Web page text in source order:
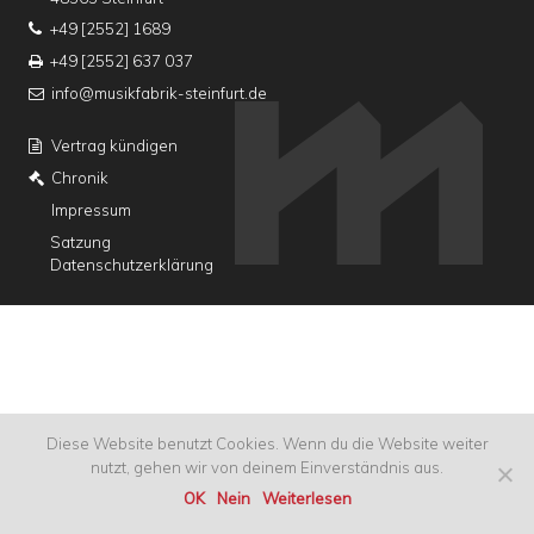
+49 [2552] 1689
+49 [2552] 637 037
info@musikfabrik-steinfurt.de
Vertrag kündigen
Chronik
Impressum
Satzung
Datenschutzerklärung
Diese Website benutzt Cookies. Wenn du die Website weiter
nutzt, gehen wir von deinem Einverständnis aus.
OK
Nein Weiterlesen